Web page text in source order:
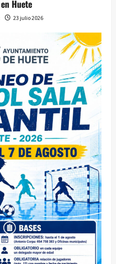
Huete
23 julio 2026